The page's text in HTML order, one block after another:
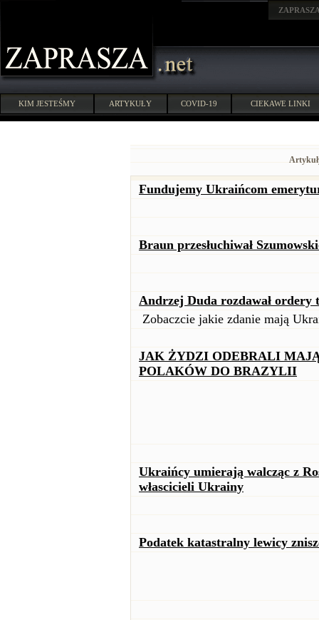
KIM JESTEŚMY ARTYKUŁY COVID-19 CIEKAWE LINKI
Fundujemy Ukraińcom
Braun przesłuchiwał
Andrzej Duda rozdawał
Zobaczcie jakie zdanie mają
JAK ŻYDZI ODEBRALI
POLAKÓW DO BRAZYLII
Ukraińcy umierają walcząc z
włascicieli Ukrainy
Podatek katastralny lewicy